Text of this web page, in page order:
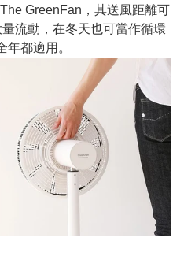
GreenFan，其送風距離可
流動，在冬天也可當作循環
年都適用。